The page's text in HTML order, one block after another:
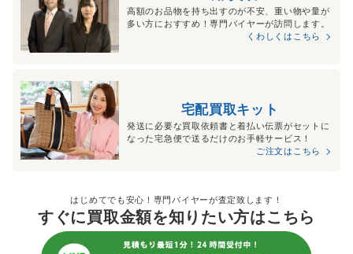
高額のお品物を持ち出すのが不安、重い物や量が
多い方におすすめ！専門バイヤーが訪問します。
くわしくはこちら
宅配買取キット
発送に必要な買取依頼書と着払い伝票がセットに
なった宅急便で送るだけのお手軽サービス！
ご注文はこちら
はじめてでも安心！専門バイヤーが査定致します！
すぐに買取金額を知りたい方はこちら